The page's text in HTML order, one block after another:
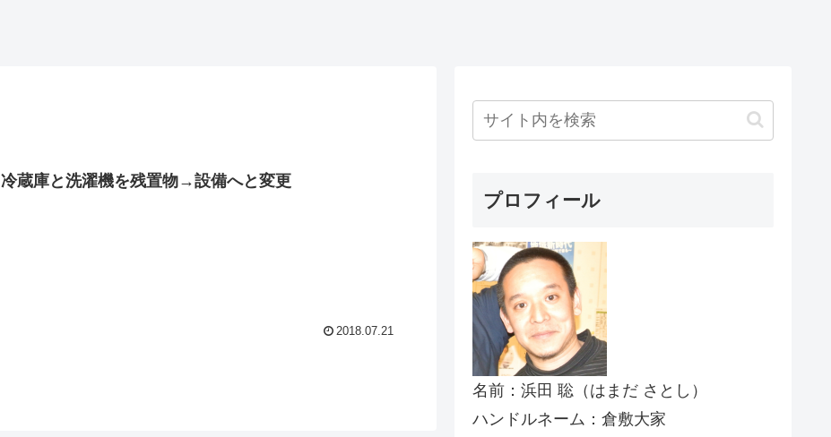
冷蔵庫と洗濯機を残置物→設備へと変更
2018.07.21
プロフィール
名前：浜田 聡（はまだ さとし）
ハンドルネーム：倉敷大家